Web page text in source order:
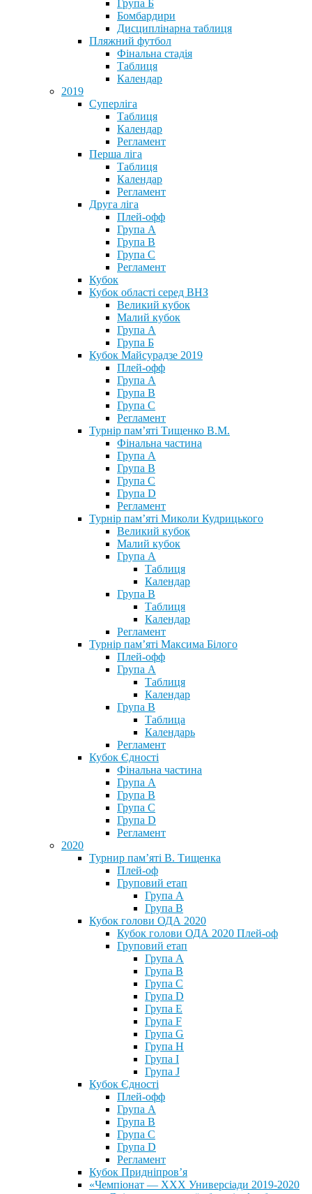
Група Б
Бомбардири
Дисциплінарна таблиця
Пляжний футбол
Фінальна стадія
Таблиця
Календар
2019
Суперліга
Таблиця
Календар
Регламент
Перша ліга
Таблиця
Календар
Регламент
Друга ліга
Плей-офф
Група А
Група В
Група С
Регламент
Кубок
Кубок області серед ВНЗ
Великий кубок
Малий кубок
Група А
Група Б
Кубок Майсурадзе 2019
Плей-офф
Група А
Група В
Група С
Регламент
Турнір пам’яті Тищенко В.М.
Фінальна частина
Група А
Група В
Група С
Група D
Регламент
Турнір пам’яті Миколи Кудрицького
Великий кубок
Малий кубок
Група А
Таблиця
Календар
Група В
Таблиця
Календар
Регламент
Турнір пам’яті Максима Білого
Плей-офф
Група А
Таблиця
Календар
Група В
Таблица
Календарь
Регламент
Кубок Єдності
Фінальна частина
Група А
Група В
Група С
Група D
Регламент
2020
Турнир пам’яті В. Тищенка
Плей-оф
Груповий етап
Група А
Група В
Кубок голови ОДА 2020
Кубок голови ОДА 2020 Плей-оф
Груповий етап
Група A
Група B
Група C
Група D
Група E
Група F
Група G
Група H
Група I
Група J
Кубок Єдності
Плей-офф
Група А
Група В
Група С
Група D
Регламент
Кубок Придніпров’я
«Чемпіонат — ХХХ Универсіади 2019-2020